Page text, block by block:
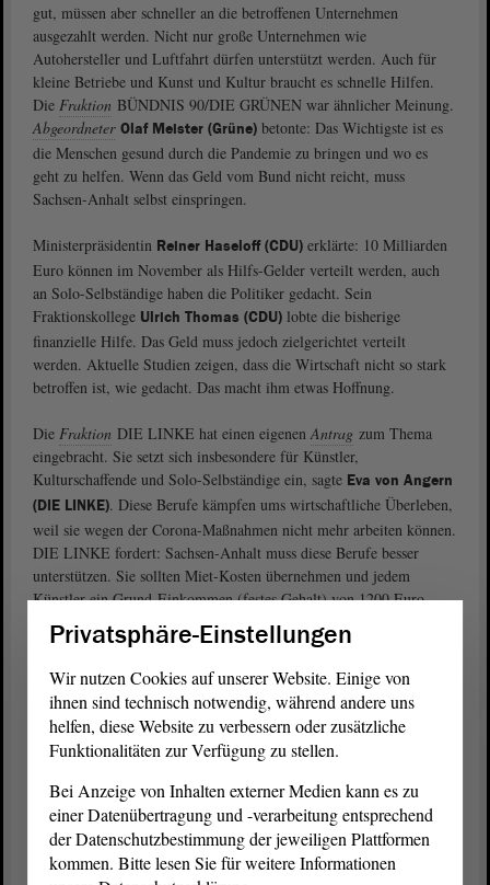
gut, müssen aber schneller an die betroffenen Unternehmen
ausgezahlt werden. Nicht nur große Unternehmen wie
Autohersteller und Luftfahrt dürfen unterstützt werden. Auch für
kleine Betriebe und Kunst und Kultur braucht es schnelle Hilfen.
Die Fraktion BÜNDNIS 90/DIE GRÜNEN war ähnlicher Meinung.
Abgeordneter Olaf Meister (Grüne) betonte: Das Wichtigste ist es
die Menschen gesund durch die Pandemie zu bringen und wo es
geht zu helfen. Wenn das Geld vom Bund nicht reicht, muss
Sachsen-Anhalt selbst einspringen.
Ministerpräsidentin Reiner Haseloff (CDU) erklärte: 10 Milliarden
Euro können im November als Hilfs-Gelder verteilt werden, auch
an Solo-Selbständige haben die Politiker gedacht. Sein
Fraktionskollege Ulrich Thomas (CDU) lobte die bisherige
finanzielle Hilfe. Das Geld muss jedoch zielgerichtet verteilt
werden. Aktuelle Studien zeigen, dass die Wirtschaft nicht so stark
betroffen ist, wie gedacht. Das macht ihm etwas Hoffnung.
Die Fraktion DIE LINKE hat einen eigenen Antrag zum Thema
eingebracht. Sie setzt sich insbesondere für Künstler,
Kulturschaffende und Solo-Selbständige ein, sagte Eva von Angern
(DIE LINKE). Diese Berufe kämpfen ums wirtschaftliche Überleben,
weil sie wegen der Corona-Maßnahmen nicht mehr arbeiten können.
DIE LINKE fordert: Sachsen-Anhalt muss diese Berufe besser
unterstützen. Sie sollten Miet-Kosten übernehmen und jedem
Künstler ein Grund-Einkommen (festes Gehalt) von 1200 Euro
monatlich zahlen.
Alexander Raue (AfD)
hält die Corona-Maßnahmen für
übertrieben. Bei anderen Grippe-Erkrankungen in den letzten Jahren
wurden beispielsweise auch keine Gaststätten geschlossen. Die
Bundes-Regierung und die Landes-Regierung in Sachsen-Anhalt
verbreiten Panik bei den Menschen. Sie sorgen quasi selbst für die
Wirtschaftskrise.
Am Ende der Debatte
haben die Abgeordneten noch nichts
Konkretes entschieden. Über denAntrag der Fraktion
wollen sie in den Ausschüssen (Kultur und Wirtschaft) weiter
Privatsphäre-Einstellungen
Wir nutzen Cookies auf unserer Website. Einige von
ihnen sind technisch notwendig, während andere uns
helfen, diese Website zu verbessern oder zusätzliche
Funktionalitäten zur Verfügung zu stellen.
Bei Anzeige von Inhalten externer Medien kann es zu
einer Datenübertragung und -verarbeitung entsprechend
der Datenschutzbestimmung der jeweiligen Plattformen
kommen. Bitte lesen Sie für weitere Informationen